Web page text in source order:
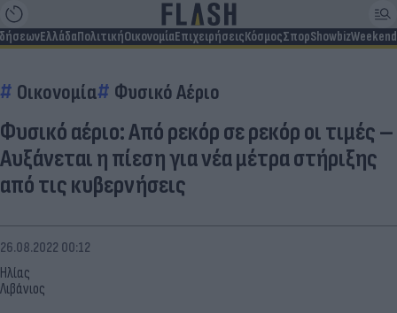
ΕλλάδαΠολιτικήΟικονομίαΕπιχειρήσειςΚόσμοςΣπορShowbizWeekend
Οικονομία Φυσικό Αέριο
Φυσικό αέριο: Από ρεκόρ σε ρεκόρ οι τιμές –
Αυξάνεται η πίεση για νέα μέτρα στήριξης
από τις κυβερνήσεις
Ηλίας
Λιβάνιος
26.08.2022 00:12